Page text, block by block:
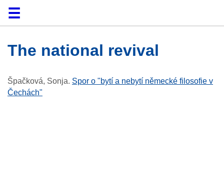
DomůKolekce
Prohlížení
Vyhledávání
O platformě
Nápověda
KontaktDigitalia
the national revival
Špačková, Sonja. Spor o "bytí a nebytí německé filosofie v
Čechách"